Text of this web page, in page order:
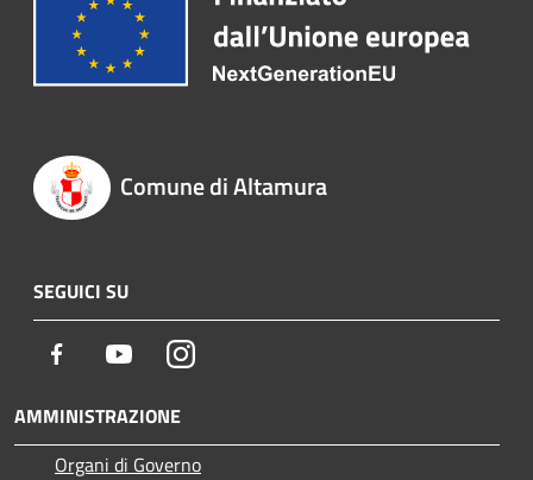
Comune di Altamura
SEGUICI SU
Facebook YoutubeInstagram
AMMINISTRAZIONE
Organi di Governo